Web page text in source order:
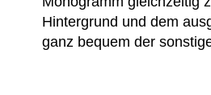
Hintergrund und dem
ganz bequem der